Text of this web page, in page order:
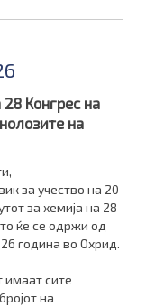
Конгрес на
на
за учество на 20
за хемија на 28
ќе се одржи од
година во Охрид.
имаат сите
на